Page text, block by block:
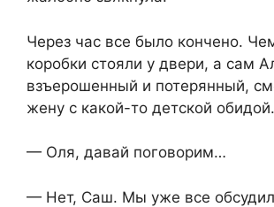
Через час все было кончено.
коробки стояли у двери, а сам
взъерошенный и потерянный,
жену с какой-то детской обидой.
— Оля, давай поговорим…
— Нет, Саш. Мы уже все